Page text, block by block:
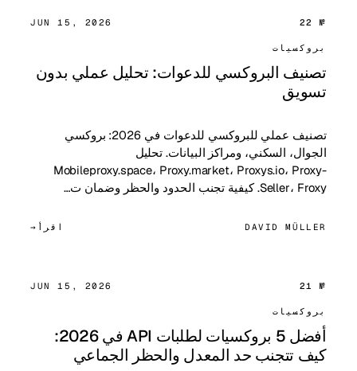
№ 22
JUN 15, 2026
بروكسيات
تصنيف البروكسي للدعوات: تحليل عملي بدون
تسويق
تصنيف عملي للبروكسي للدعوات في 2026: بروكسي
الجوال، السكني، ومراكز البيانات. تحليل
Mobileproxy.space، Proxy.market، Proxys.io، Proxy-
Seller، Froxy. كيفية تجنب الحدود والحظر وضمان ت…
DAVID MÜLLER اقرأ
№ 21
JUN 15, 2026
بروكسيات
أفضل 5 بروكسيات لطلبات API في 2026:
كيف تتجنب حد المعدل والحظر الجماعي